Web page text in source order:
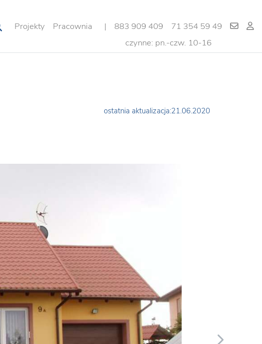
Projekty Pracownia | 883 909 409
71 354 59 49
czynne: pn.-czw. 10-16
ostatnia aktualizacja:21.06.2020